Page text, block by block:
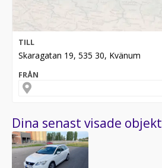
TILL
Skaragatan 19, 535 30, Kvänum
FRÅN
Dina senast visade objekt